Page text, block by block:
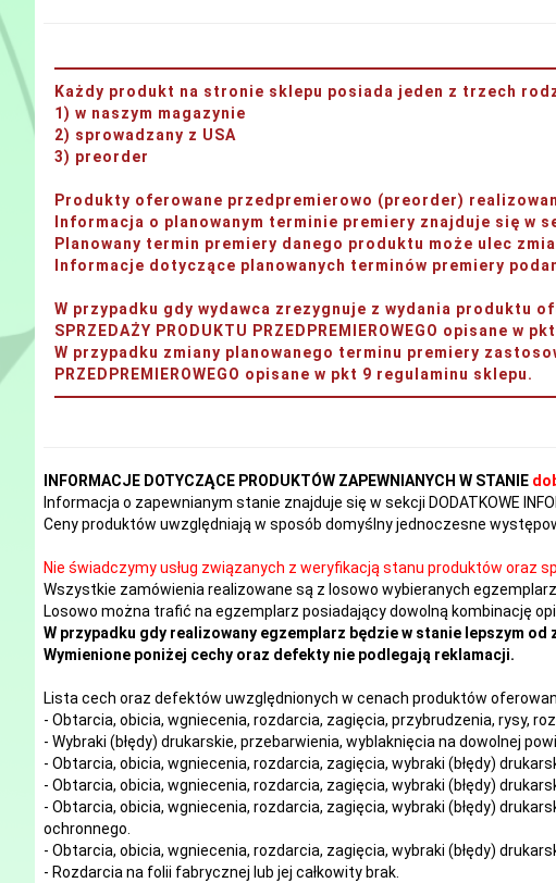
Każdy produkt na stronie sklepu posiada jeden z trzech
1) w naszym magazynie
2) sprowadzany z USA
3) preorder
Produkty oferowane przedpremierowo (preorder)
Informacja o planowanym terminie premiery znajduje się w
Planowany termin premiery danego produktu może ulec
Informacje dotyczące planowanych terminów premiery
W przypadku gdy wydawca zrezygnuje z wydania produktu
SPRZEDAŻY PRODUKTU PRZEDPREMIEROWEGO opisane w
W przypadku zmiany planowanego terminu premiery
PRZEDPREMIEROWEGO opisane w pkt 9 regulaminu sklepu.
INFORMACJE DOTYCZĄCE PRODUKTÓW ZAPEWNIANYCH W STANIE
Informacja o zapewnianym stanie znajduje się w sekcji DODATKOWE
Ceny produktów uwzględniają w sposób domyślny jednoczesne
Nie świadczymy usług związanych z weryfikacją stanu produktów oraz
Wszystkie zamówienia realizowane są z losowo wybieranych
Losowo można trafić na egzemplarz posiadający dowolną kombinację
W przypadku gdy realizowany egzemplarz będzie w stanie lepszym
Wymienione poniżej cechy oraz defekty nie podlegają reklamacji.
Lista cech oraz defektów uwzględnionych w cenach produktów
- Obtarcia, obicia, wgniecenia, rozdarcia, zagięcia, przybrudzenia, rysy,
- Wybraki (błędy) drukarskie, przebarwienia, wyblaknięcia na dowolnej
- Obtarcia, obicia, wgniecenia, rozdarcia, zagięcia, wybraki (błędy)
- Obtarcia, obicia, wgniecenia, rozdarcia, zagięcia, wybraki (błędy)
- Obtarcia, obicia, wgniecenia, rozdarcia, zagięcia, wybraki (błędy)
ochronnego.
- Obtarcia, obicia, wgniecenia, rozdarcia, zagięcia, wybraki (błędy)
- Rozdarcia na folii fabrycznej lub jej całkowity brak.